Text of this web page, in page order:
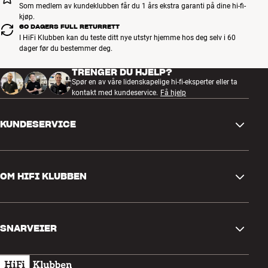
I appen kan du også tilpasse berøringsbetjening m.m. etter din
personlige smak.
Mer fra Sennheiser
Som medlem av kundeklubben får du 1 års ekstra garanti på dine hi-fi-
kjøp.
60 DAGERS FULL RETURRETT
I HiFi Klubben kan du teste ditt nye utstyr hjemme hos deg selv i 60
dager før du bestemmer deg.
TRENGER DU HJELP?
Spør en av våre lidenskapelige hi-fi-eksperter eller ta
kontakt med kundeservice. Få hjelp
KUNDESERVICE
Retur og reklamasjon
Angre på bestilling
OM HIFI KLUBBEN
Kundeklubb
SNARVEIER
Gavekort